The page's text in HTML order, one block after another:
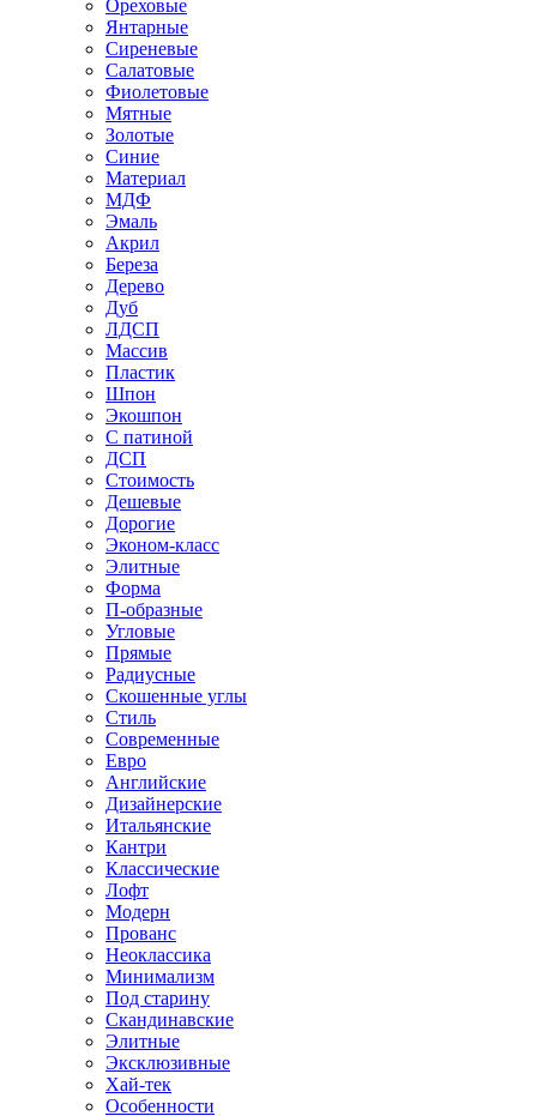
Ореховые
Янтарные
Сиреневые
Салатовые
Фиолетовые
Мятные
Золотые
Синие
Материал
МДФ
Эмаль
Акрил
Береза
Дерево
Дуб
ЛДСП
Массив
Пластик
Шпон
Экошпон
С патиной
ДСП
Стоимость
Дешевые
Дорогие
Эконом-класс
Элитные
Форма
П-образные
Угловые
Прямые
Радиусные
Скошенные углы
Стиль
Современные
Евро
Английские
Дизайнерские
Итальянские
Кантри
Классические
Лофт
Модерн
Прованс
Неоклассика
Минимализм
Под старину
Скандинавские
Элитные
Эксклюзивные
Хай-тек
Особенности